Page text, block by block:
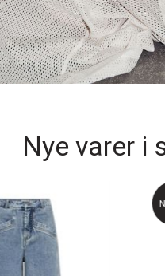
Nye varer i